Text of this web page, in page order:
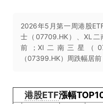
2026年5月第一周港股
士（07709.HK）、XL二
前；XI二南三星（
（07399.HK）周跌幅居前
港股ETF漲幅